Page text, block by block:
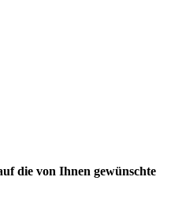
die von Ihnen gewünschte